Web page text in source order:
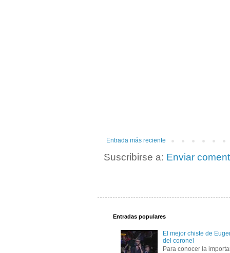
Entrada más reciente
Suscribirse a: Enviar
Entradas populares
El mejor chiste de
del coronel
Para conocer la